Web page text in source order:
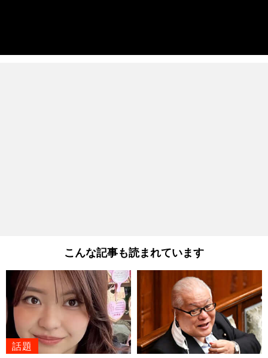
こんな記事も読まれています
話題